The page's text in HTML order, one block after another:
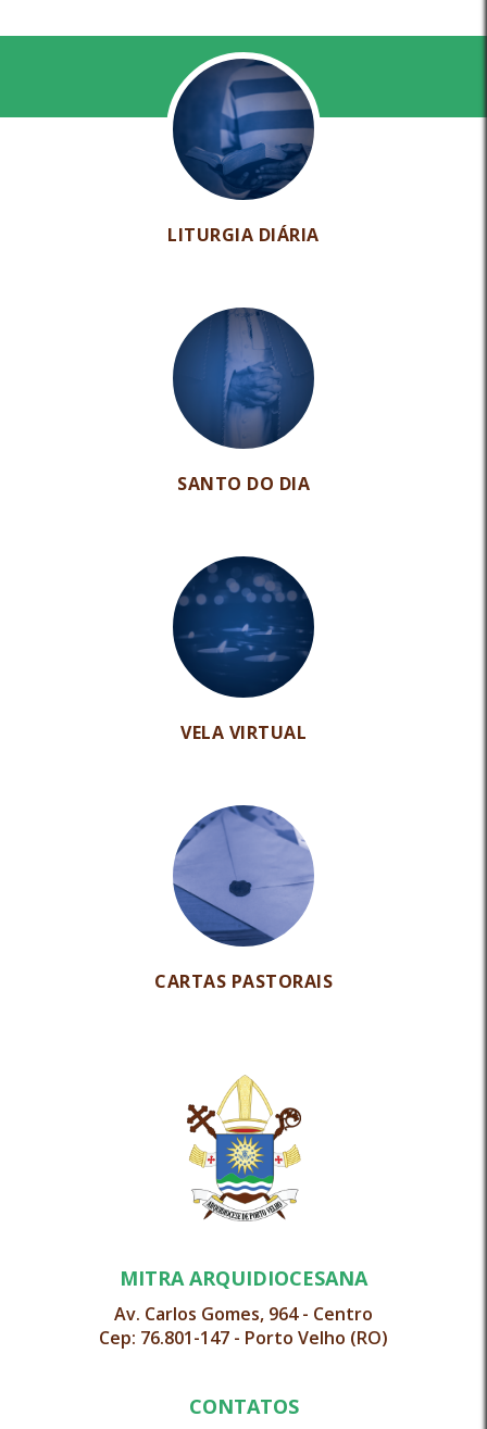
LITURGIA DIÁRIA
SANTO DO DIA
VELA VIRTUAL
CARTAS PASTORAIS
MITRA ARQUIDIOCESANA
Av. Carlos Gomes, 964 - Centro
Cep: 76.801-147 - Porto Velho (RO)
CONTATOS